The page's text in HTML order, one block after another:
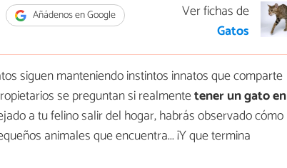
Añádenos en Google
Ver fichas de
Gatos
siguen manteniendo instintos innatos que comparte
se preguntan si realmentetener un gato en
a tu felino salir del hogar, habrás observado cómo
animales que encuentra... ¡Y que termina